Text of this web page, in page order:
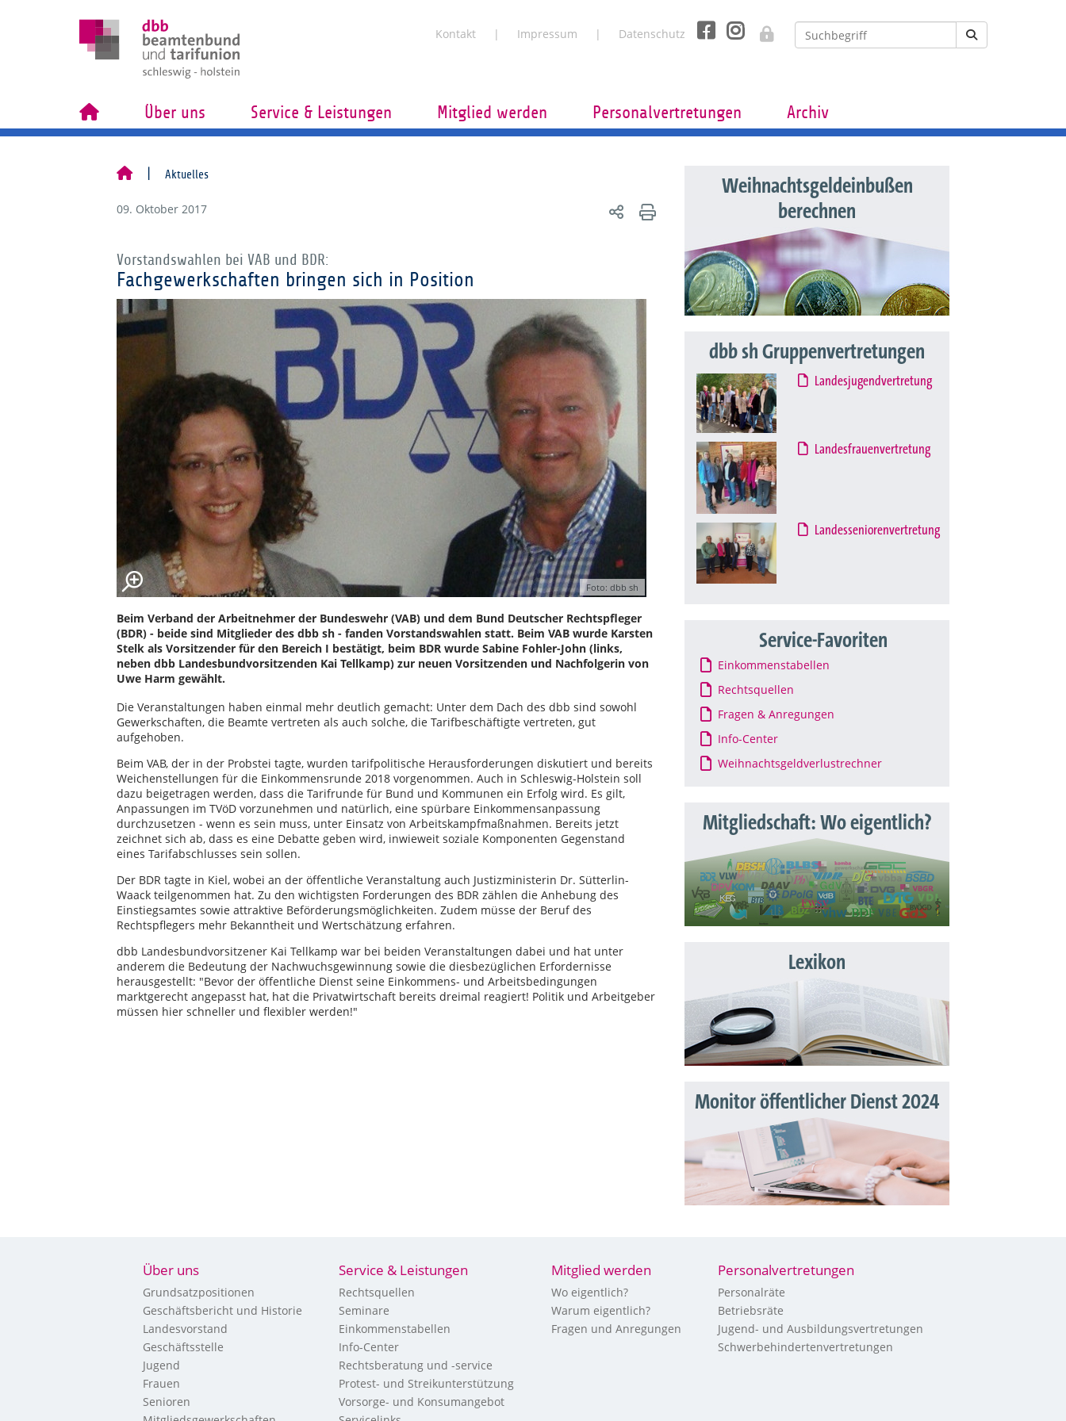
Kontakt Impressum Datenschutz
Über uns Service & Leistungen Mitglied werden Personalvertretungen Archiv
Aktuelles
09. Oktober 2017
Vorstandswahlen bei VAB und BDR:
Fachgewerkschaften bringen sich in Position
Foto: dbb sh
Beim Verband der Arbeitnehmer der Bundeswehr (VAB) und dem Bund Deutscher Rechtspfleger
(BDR) - beide sind Mitglieder des dbb sh - fanden Vorstandswahlen statt. Beim VAB wurde Karsten
Stelk als Vorsitzender für den Bereich I bestätigt, beim BDR wurde Sabine Fohler-John (links,
neben dbb Landesbundvorsitzenden Kai Tellkamp) zur neuen Vorsitzenden und Nachfolgerin von
Uwe Harm gewählt.
Die Veranstaltungen haben einmal mehr deutlich gemacht: Unter dem Dach des dbb sind sowohl
Gewerkschaften, die Beamte vertreten als auch solche, die Tarifbeschäftigte vertreten, gut
aufgehoben.
Beim VAB, der in der Probstei tagte, wurden tarifpolitische Herausforderungen diskutiert und bereits
Weichenstellungen für die Einkommensrunde 2018 vorgenommen. Auch in Schleswig-Holstein soll
dazu beigetragen werden, dass die Tarifrunde für Bund und Kommunen ein Erfolg wird. Es gilt,
Anpassungen im TVöD vorzunehmen und natürlich, eine spürbare Einkommensanpassung
durchzusetzen - wenn es sein muss, unter Einsatz von Arbeitskampfmaßnahmen. Bereits jetzt
zeichnet sich ab, dass es eine Debatte geben wird, inwieweit soziale Komponenten Gegenstand
eines Tarifabschlusses sein sollen.
Der BDR tagte in Kiel, wobei an der öffentliche Veranstaltung auch Justizministerin Dr. Sütterlin-
Waack teilgenommen hat. Zu den wichtigsten Forderungen des BDR zählen die Anhebung des
Einstiegsamtes sowie attraktive Beförderungsmöglichkeiten. Zudem müsse der Beruf des
Rechtspflegers mehr Bekanntheit und Wertschätzung erfahren.
dbb Landesbundvorsitzener Kai Tellkamp war bei beiden Veranstaltungen dabei und hat unter
anderem die Bedeutung der Nachwuchsgewinnung sowie die diesbezüglichen Erfordernisse
herausgestellt: "Bevor der öffentliche Dienst seine Einkommens- und Arbeitsbedingungen
marktgerecht angepasst hat, hat die Privatwirtschaft bereits dreimal reagiert! Politik und Arbeitgeber
müssen hier schneller und flexibler werden!"
Weihnachtsgeldeinbußen
berechnen
dbb sh Gruppenvertretungen
Landesjugendvertretung
Landesfrauenvertretung
Landesseniorenvertretung
Service-Favoriten
Einkommenstabellen
Rechtsquellen
Fragen & Anregungen
Info-Center
Weihnachtsgeldverlustrechner
Mitgliedschaft: Wo eigentlich?
Lexikon
Monitor öffentlicher Dienst 2024
Über uns
Grundsatzpositionen
Geschäftsbericht und Historie
Landesvorstand
Geschäftsstelle
Jugend
Frauen
Senioren
Service & Leistungen
Rechtsquellen
Seminare
Einkommenstabellen
Info-Center
Rechtsberatung und -service
Protest- und Streikunterstützung
Vorsorge- und Konsumangebot
Mitglied werden
Wo eigentlich?
Warum eigentlich?
Fragen und Anregungen
Personalvertretungen
Personalräte
Betriebsräte
Jugend- und Ausbildungsvertretungen
Schwerbehindertenvertretungen